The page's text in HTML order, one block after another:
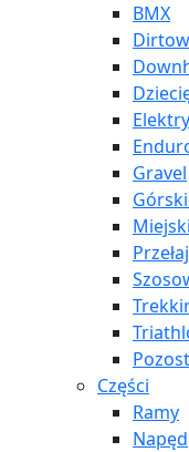
BMX
Gravel
Części
Ramy
Napęd